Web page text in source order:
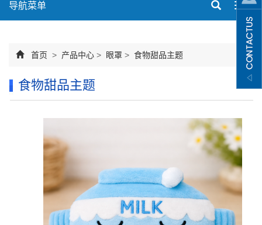
导航菜单
首页 > 产品中心 > 眼罩 > 食物甜品主题
食物甜品主题